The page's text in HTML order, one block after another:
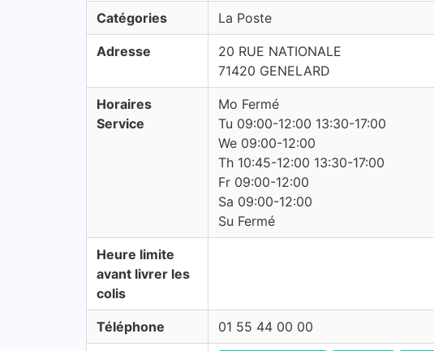
Catégories La Poste
Adresse
20 RUE NATIONALE
71420 GENELARD
Horaires
Service
Mo Fermé
Tu 09:00-12:00 13:30-17:00
We 09:00-12:00
Th 10:45-12:00 13:30-17:00
Fr 09:00-12:00
Sa 09:00-12:00
Su Fermé
Heure limite
avant livrer les
colis
Téléphone 01 55 44 00 00